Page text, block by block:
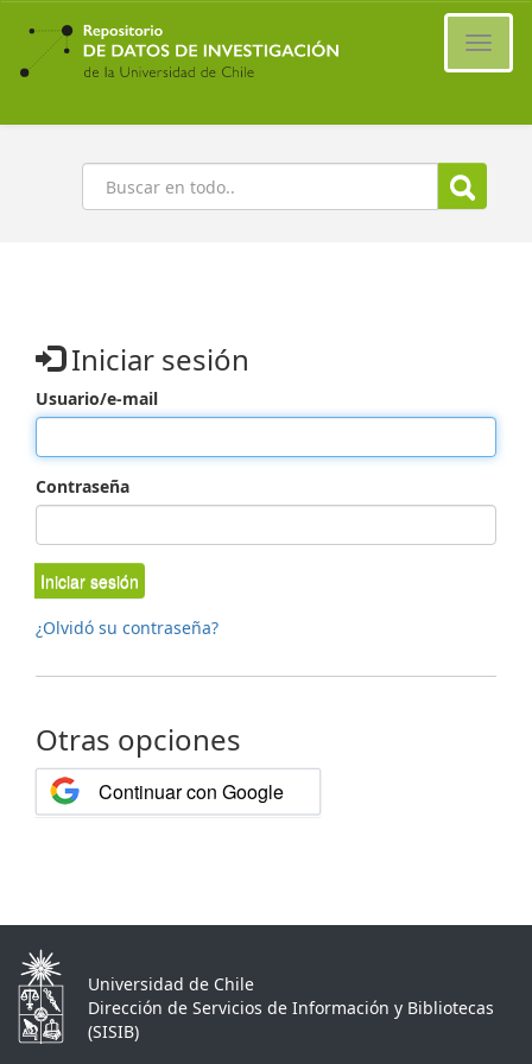
Ir
contenido
principal
Buscar
Iniciar sesión
Usuario/e-mail
Contraseña
Iniciar sesión
¿Olvidó su contraseña?
Otras opciones
Continuar con Google
Universidad de Chile
Dirección de Servicios de Información y Bibliotecas
(SISIB)